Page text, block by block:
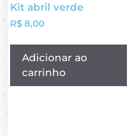
Kit abril verde
R$ 8,00
Adicionar ao
carrinho